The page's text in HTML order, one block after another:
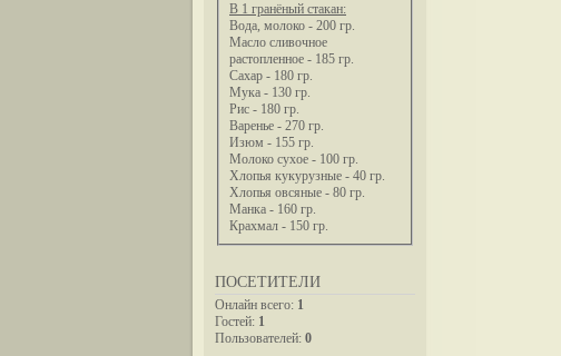
В 1 гранёный стакан:
Вода, молоко - 200 гр.
Масло сливочное
растопленное - 185 гр.
Сахар - 180 гр.
Мука - 130 гр.
Рис - 180 гр.
Варенье - 270 гр.
Изюм - 155 гр.
Молоко сухое - 100 гр.
Хлопья кукурузные - 40 гр.
Хлопья овсяные - 80 гр.
Манка - 160 гр.
Крахмал - 150 гр.
ПОСЕТИТЕЛИ
Онлайн всего: 1
Гостей: 1
Пользователей: 0